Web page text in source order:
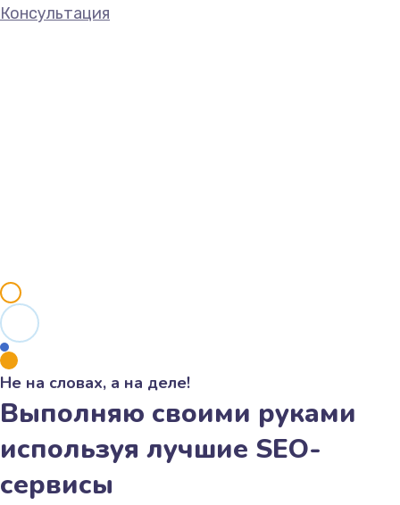
Консультация
Не на словах, а на деле!
Выполняю своими руками
используя лучшие SEO-
сервисы